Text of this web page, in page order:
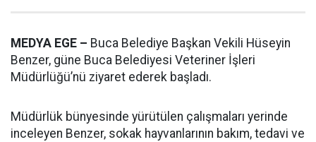
MEDYA EGE – Buca Belediye Başkan Vekili Hüseyin
Benzer, güne Buca Belediyesi Veteriner İşleri
Müdürlüğü’nü ziyaret ederek başladı.
Müdürlük bünyesinde yürütülen çalışmaları yerinde
inceleyen Benzer, sokak hayvanlarının bakım, tedavi ve